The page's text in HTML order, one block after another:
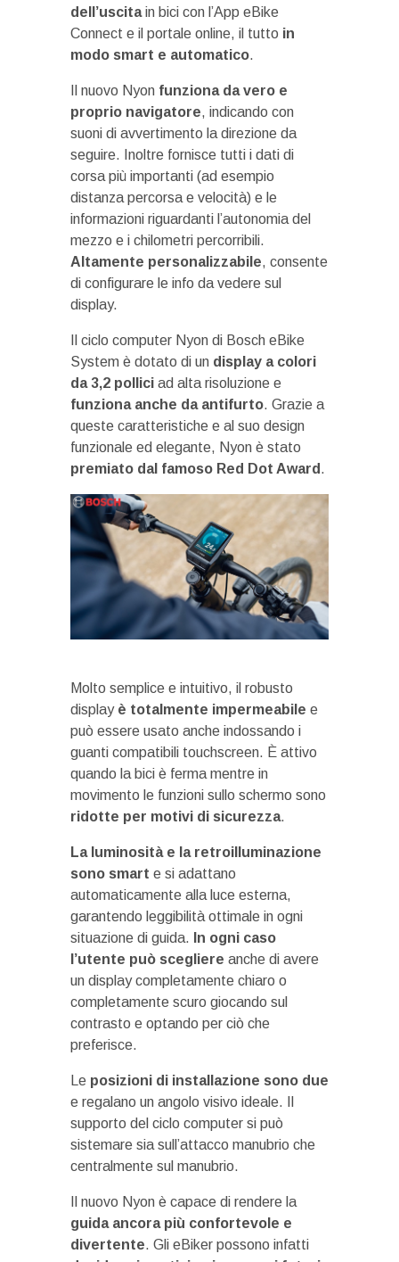
dell’uscitain bici con l’App eBike
Connect e il portale online, il tutto in
modo smart e automatico.
Il nuovo Nyon funziona da vero e
proprio navigatore, indicando con
suoni di avvertimento la direzione da
seguire. Inoltre fornisce tutti i dati di
corsa più importanti (ad esempio
distanza percorsa e velocità) e le
informazioni riguardanti l’autonomia del
mezzo e i chilometri percorribili.
Altamente personalizzabile, consente
di configurare le info da vedere sul
display.
Il ciclo computer Nyon di Bosch eBike
System è dotato di un display a colori
da 3,2 pollici ad alta risoluzione e
funziona anche da antifurto. Grazie a
queste caratteristiche e al suo design
funzionale ed elegante, Nyon è stato
premiato dal famoso Red Dot Award .
Molto semplice e intuitivo, il robusto
display è totalmente impermeabile e
può essere usato anche indossando i
guanti compatibili touchscreen. È attivo
quando la bici è ferma mentre in
movimento le funzioni sullo schermo sono
ridotte per motivi di sicurezza.
La luminosità e la retroilluminazione
sono smart e si adattano
automaticamente alla luce esterna,
garantendo leggibilità ottimale in ogni
situazione di guida. In ogni caso
l’utente può scegliere anche di avere
un display completamente chiaro o
completamente scuro giocando sul
contrasto e optando per ciò che
preferisce.
Le posizioni di installazione sono due
e regalano un angolo visivo ideale. Il
supporto del ciclo computer si può
sistemare sia sull’attacco manubrio che
centralmente sul manubrio.
Il nuovo Nyon è capace di rendere la
guida ancora più confortevole e
divertente. Gli eBiker possono infatti